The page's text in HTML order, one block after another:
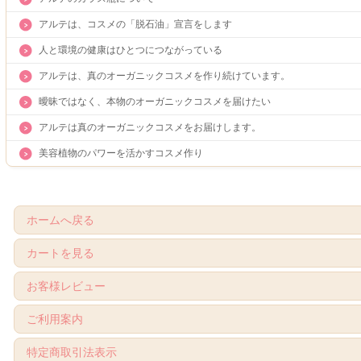
アルテは、コスメの「脱石油」宣言をします
人と環境の健康はひとつにつながっている
アルテは、真のオーガニックコスメを作り続けています。
曖昧ではなく、本物のオーガニックコスメを届けたい
アルテは真のオーガニックコスメをお届けします。
美容植物のパワーを活かすコスメ作り
ホームへ戻る
カートを見る
お客様レビュー
ご利用案内
特定商取引法表示